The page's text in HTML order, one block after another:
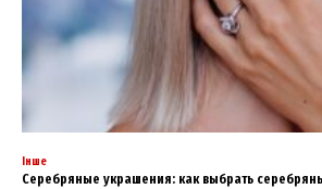
Інше
Серебряные украшения: как выбрать